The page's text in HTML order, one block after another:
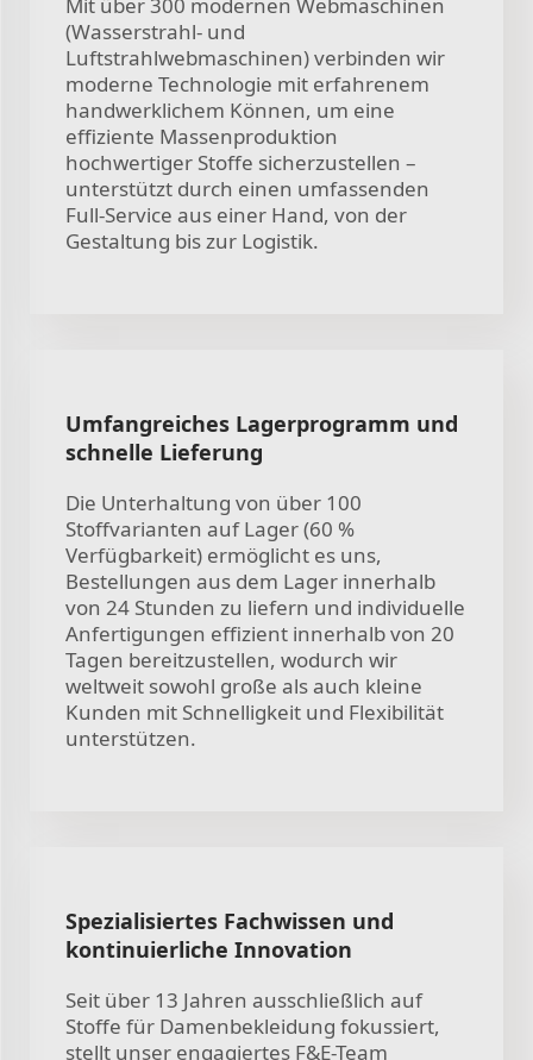
(Wasserstrahl- und
Luftstrahlwebmaschinen) verbinden wir
moderne Technologie mit erfahrenem
handwerklichem Können, um eine
effiziente Massenproduktion
hochwertiger Stoffe sicherzustellen –
unterstützt durch einen umfassenden
Full-Service aus einer Hand, von der
Gestaltung bis zur Logistik.
Umfangreiches Lagerprogramm und
schnelle Lieferung
Die Unterhaltung von über 100
Stoffvarianten auf Lager (60 %
Verfügbarkeit) ermöglicht es uns,
Bestellungen aus dem Lager innerhalb
von 24 Stunden zu liefern und individuelle
Anfertigungen effizient innerhalb von 20
Tagen bereitzustellen, wodurch wir
weltweit sowohl große als auch kleine
Kunden mit Schnelligkeit und Flexibilität
unterstützen.
Spezialisiertes Fachwissen und
kontinuierliche Innovation
Seit über 13 Jahren ausschließlich auf
Stoffe für Damenbekleidung fokussiert,
stellt unser engagiertes F&E-Team